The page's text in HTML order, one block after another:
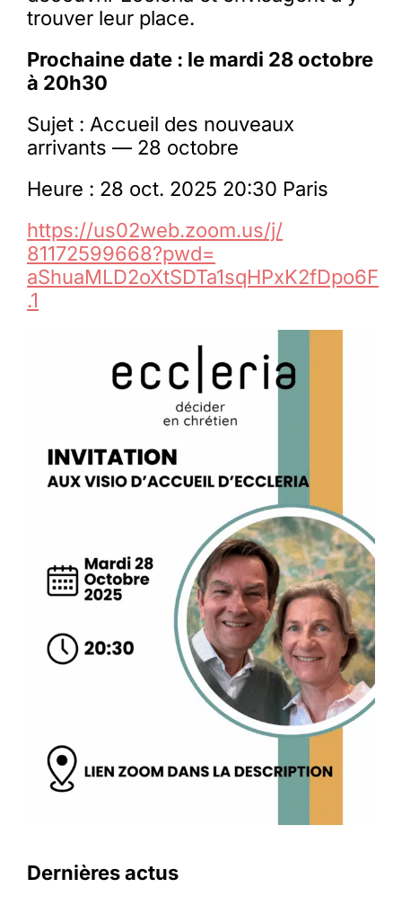
trouver leur place.
Prochaine date : le mardi 28 octobre
à 20h30
Sujet : Accueil des nouveaux
arrivants — 28 octobre
Heure : 28 oct. 2025 20:30 Paris
https://us02web.zoom.us/j/
81172599668?pwd=
aShuaMLD2oXtSDTa1sqHPxK2fDpo6F
.1
Dernières actus